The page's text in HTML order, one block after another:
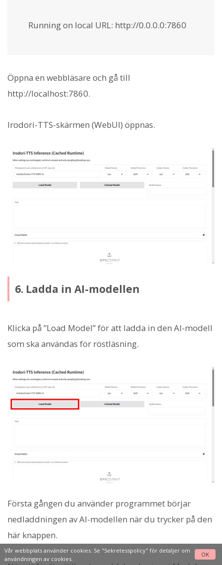
Running on local URL: http://0.0.0.0:7860
Öppna en webbläsare och gå till
http://localhost:7860.
Irodori-TTS-skärmen (WebUI) öppnas.
6. Ladda in AI-modellen
Klicka på ”Load Model” för att ladda in den AI-modell
som ska användas för röstläsning.
Första gången du använder programmet börjar
nedladdningen av AI-modellen när du trycker på den
här knappen.
Vår webbplats använder cookies. Se "Sekretesspolicy" för detaljer om
användningen av cookies.
OK